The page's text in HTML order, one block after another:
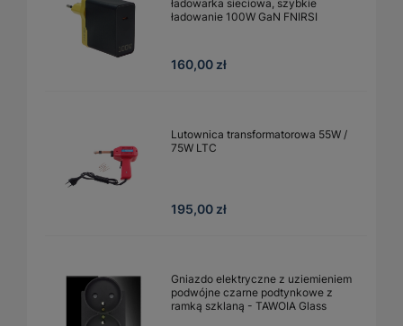
ładowarka sieciowa, szybkie
ładowanie 100W GaN FNIRSI
160,00 zł
Lutownica transformatorowa 55W /
75W LTC
195,00 zł
Gniazdo elektryczne z uziemieniem
podwójne czarne podtynkowe z
ramką szklaną - TAWOIA Glass